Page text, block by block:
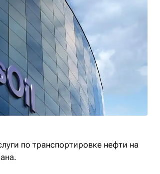
по транспортировке нефти на